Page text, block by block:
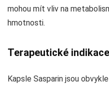
mohou mít vliv na
hmotnosti.
Terapeutické indikace
Kapsle Sasparin jsou